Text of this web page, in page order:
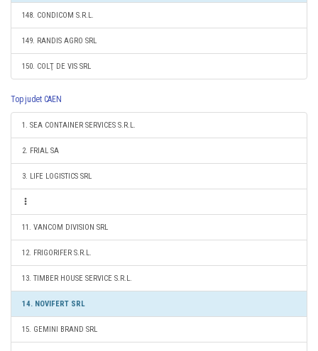
148. CONDICOM S.R.L.
149. RANDIS AGRO SRL
150. COLŢ DE VIS SRL
Top judet CAEN
1. SEA CONTAINER SERVICES S.R.L.
2. FRIAL SA
3. LIFE LOGISTICS SRL
11. VANCOM DIVISION SRL
12. FRIGORIFER S.R.L.
13. TIMBER HOUSE SERVICE S.R.L.
14. NOVIFERT SRL
15. GEMINI BRAND SRL